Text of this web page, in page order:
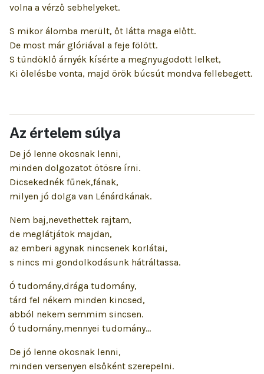
volna a vérző sebhelyeket.
S mikor álomba merült, őt látta maga előtt.
De most már glóriával a feje fölött.
S tündöklő árnyék kísérte a megnyugodott lelket,
Ki ölelésbe vonta, majd örök búcsút mondva fellebegett.
Az értelem súlya
De jó lenne okosnak lenni,
minden dolgozatot ötösre írni.
Dicsekednék fűnek,fának,
milyen jó dolga van Lénárdkának.
Nem baj,nevethettek rajtam,
de meglátjátok majdan,
az emberi agynak nincsenek korlátai,
s nincs mi gondolkodásunk hátráltassa.
Ó tudomány,drága tudomány,
tárd fel nékem minden kincsed,
abból nekem semmim sincsen.
Ó tudomány,mennyei tudomány...
De jó lenne okosnak lenni,
minden versenyen elsőként szerepelni.